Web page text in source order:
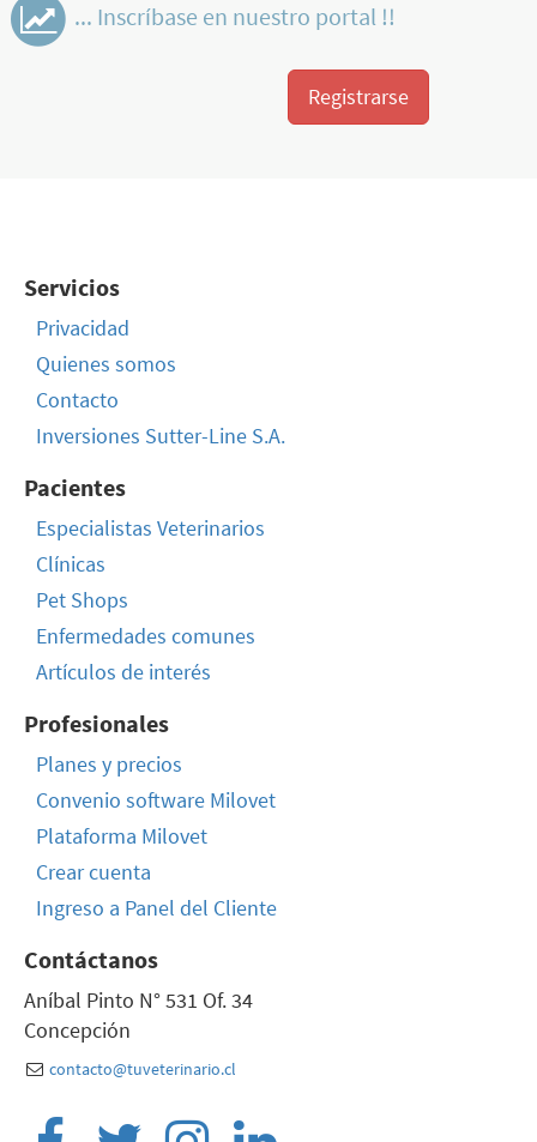
... Inscríbase en nuestro portal !!
Registrarse
Servicios
Privacidad
Quienes somos
Contacto
Inversiones Sutter-Line S.A.
Pacientes
Especialistas Veterinarios
Clínicas
Pet Shops
Enfermedades comunes
Artículos de interés
Profesionales
Planes y precios
Convenio software Milovet
Plataforma Milovet
Crear cuenta
Ingreso a Panel del Cliente
Contáctanos
Aníbal Pinto N° 531 Of. 34
Concepción
contacto@tuveterinario.cl